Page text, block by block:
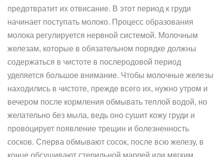
предотвратит их отвисание. В этот период к груди
начинает поступать молоко. Процесс образования
молока регулируется нервной системой. Молочным
железам, которые в обязательном порядке должны
содержаться в чистоте в послеродовой период
уделяется большое внимание. Чтобы молочные железы
находились в чистоте, прежде всего их, нужно утром и
вечером после кормления обмывать теплой водой, но
желательно без мыла, ведь оно сушит кожу груди и
провоцирует появление трещин и болезненность
сосков. Сперва обмывают сосок, после всю железу, в
конце обсушивают стерильной марлей или мягким